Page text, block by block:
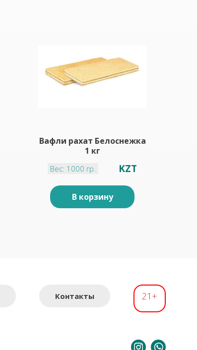
Вафли рахат Белоснежка
1 кг
Вес: 1000 гр. KZT
В корзину
Контакты 21+